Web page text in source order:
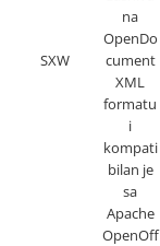
SXW
na
OpenDo
cument
XML
formatu
i
kompati
bilan je
sa
Apache
OpenOff